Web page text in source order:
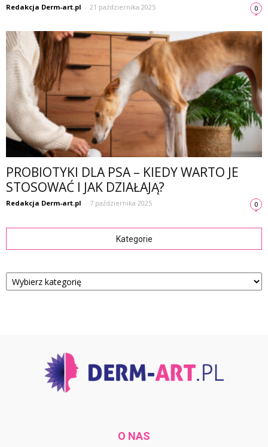
Redakcja Derm-art.pl - 21 października 2025 0
PROBIOTYKI DLA PSA – KIEDY WARTO JE
STOSOWAĆ I JAK DZIAŁAJĄ?
Redakcja Derm-art.pl - 7 października 2025 0
Kategorie
Kategorie
O NAS